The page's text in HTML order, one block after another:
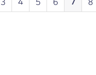
3 4 5 6 7 8